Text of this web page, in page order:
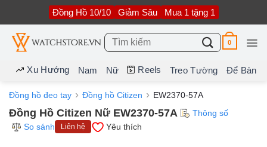
nội
dung
Đồng Hồ 10/10 Giảm Sâu Mua 1 tặng 1
Tìm
kiếm:
0
Xu Hướng Nam Nữ Reels Treo Tường Để Bàn
Đồng hồ đeo tay Đồng hồ Citizen EW2370-57A
Đồng Hồ Citizen Nữ EW2370-57A
Thông số
So sánh
Liên hệ Yêu thích